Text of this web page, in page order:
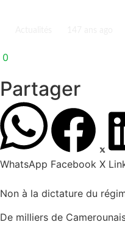
0
Partager
WhatsApp Facebook X
Non à la dictature du
De milliers de